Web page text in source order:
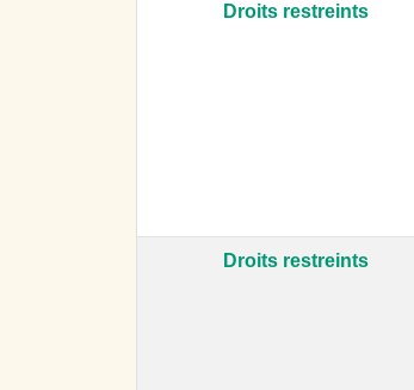
Droits restreints
Droits restreints